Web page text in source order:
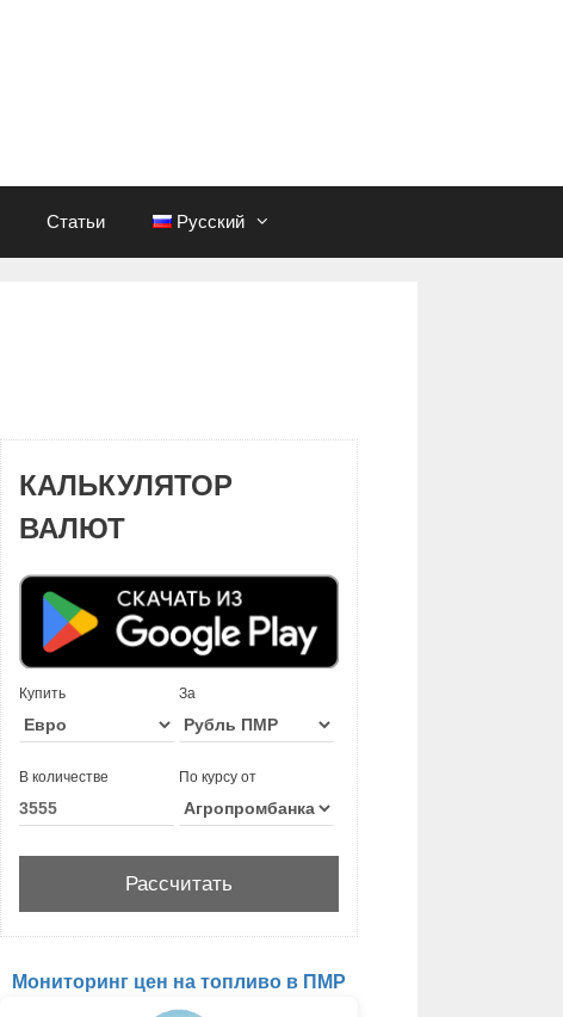
Статьи Русский
КАЛЬКУЛЯТОР
ВАЛЮТ
Купить За
В количестве По курсу от
Мониторинг цен на топливо в ПМР